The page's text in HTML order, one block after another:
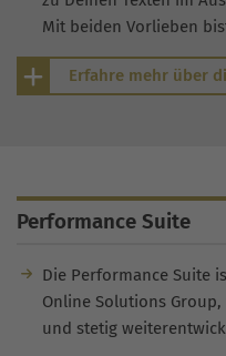
Mit beiden Vorlieben
Erfahre mehr über
Performance Suite
Die Performance Suite
Online Solutions
und stetig